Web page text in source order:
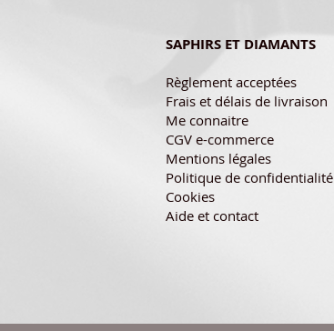
SAPHIRS ET DIAMANTS
Règlement acceptées
Frais et délais de livraison
Me connaitre
CGV e-commerce
Mentions légales
Politique de confidentialité
Cookies
Aide et contact